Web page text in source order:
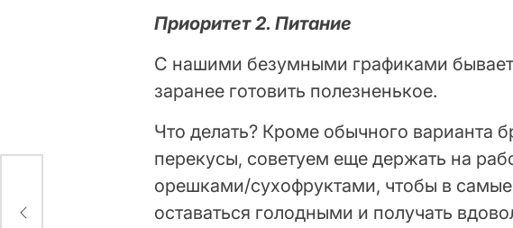
Приоритет 2. Питание
С нашими безумными графиками
заранее готовить полезненькое.
Что делать? Кроме обычного варианта
перекусы, советуем еще держать на
орешками/сухофруктами, чтобы в
оставаться голодными и получать